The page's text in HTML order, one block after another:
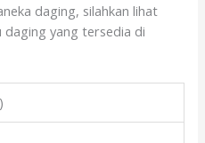
daging, silahkan lihat
daging yang tersedia di